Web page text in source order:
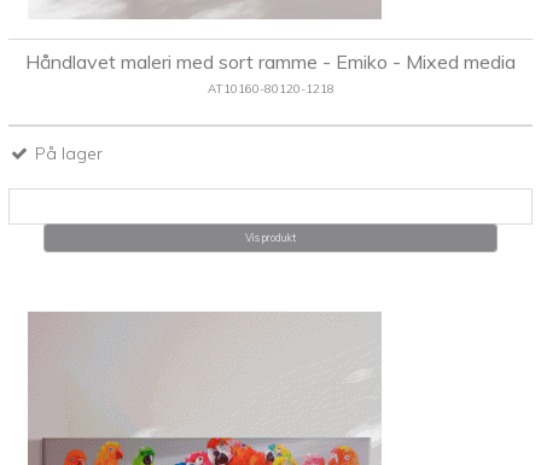
Håndlavet maleri med sort ramme - Emiko - Mixed media
AT10160-80120-1218
På lager
Vis produkt